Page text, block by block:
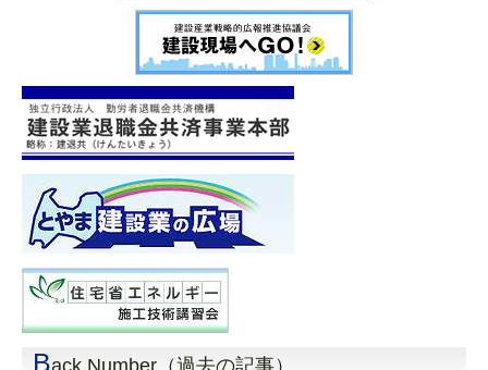
Back Number（過去の記事）